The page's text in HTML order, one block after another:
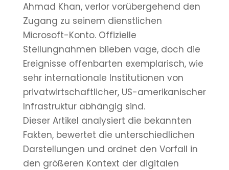
Ahmad Khan, verlor vorübergehend den
Zugang zu seinem dienstlichen
Microsoft-Konto. Offizielle
Stellungnahmen blieben vage, doch die
Ereignisse offenbarten exemplarisch, wie
sehr internationale Institutionen von
privatwirtschaftlicher, US-amerikanischer
Infrastruktur abhängig sind.
Dieser Artikel analysiert die bekannten
Fakten, bewertet die unterschiedlichen
Darstellungen und ordnet den Vorfall in
den größeren Kontext der digitalen